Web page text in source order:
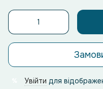
Увійти для